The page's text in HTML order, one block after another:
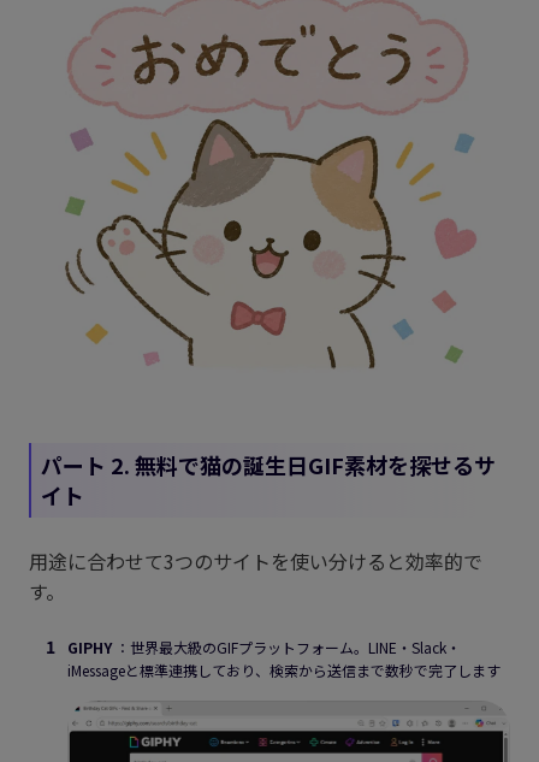
パート 2. 無料で猫の誕生日GIF素材を探せるサ
イト
用途に合わせて3つのサイトを使い分けると効率的で
す。
GIPHY ：世界最大級のGIFプラットフォーム。LINE・Slack・
iMessageと標準連携しており、検索から送信まで数秒で完了します